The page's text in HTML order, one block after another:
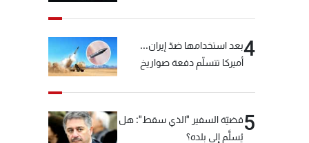
4بعد استخدامها ضدّ إيران...
أميركا تتسلّم دفعة صواريخ
5قضيّة السفير "الذي سقط": هل
يُسلَّم إلى بلده؟